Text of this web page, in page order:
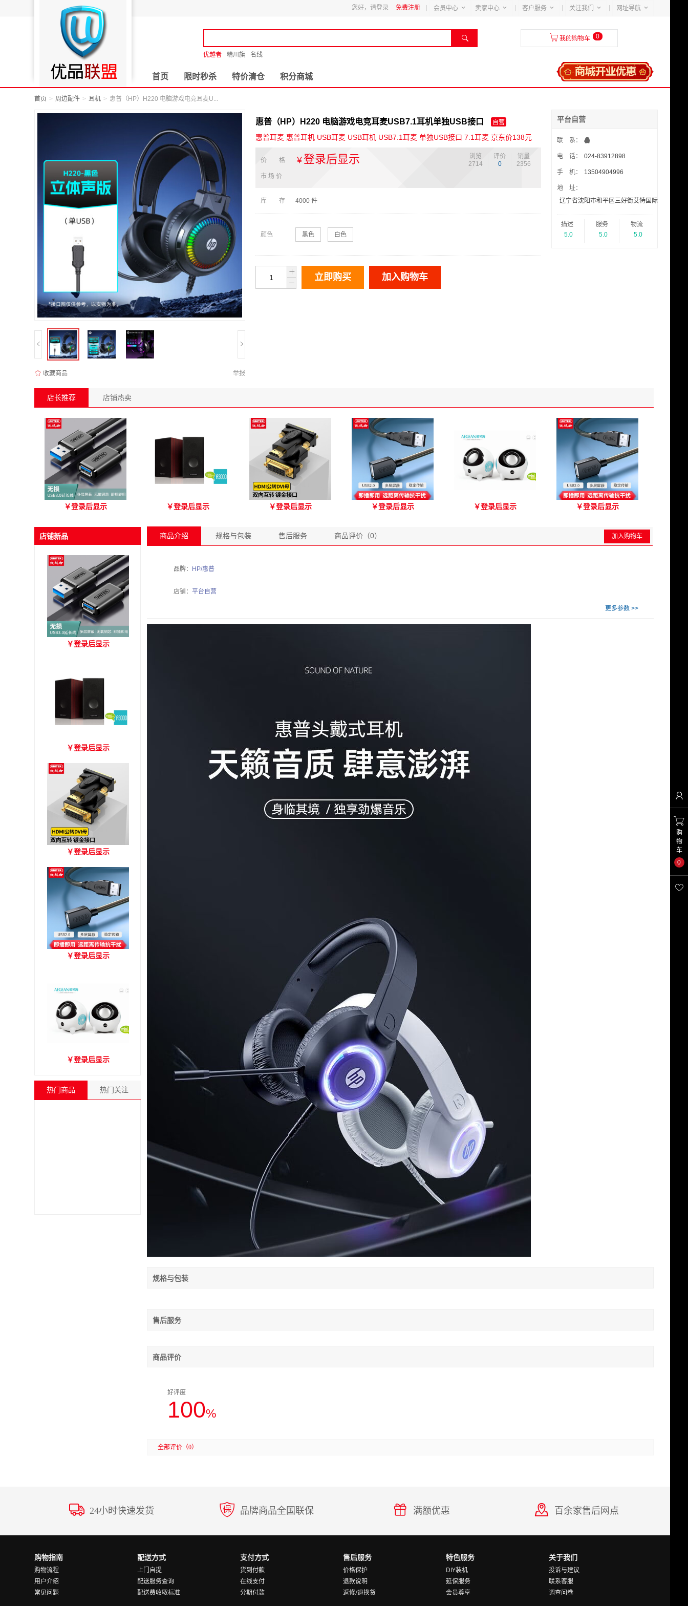
您好，请登录 免费注册 会员中心  卖家中心  客户服务  关注我们  网址导航 

优越者 精川旗 名线
 我的购物车 0
首页 限时秒杀 特价清仓 积分商城
首页 周边配件 耳机 惠普（HP）H220 电脑游戏电竞耳麦U...
收藏商品 举报
惠普（HP）H220 电脑游戏电竞耳麦USB7.1耳机单独USB接口 自营
惠普耳麦 惠普耳机 USB耳麦 USB耳机 USB7.1耳麦 单独USB接口 7.1耳麦 京东价138元
浏览
2714
评价
0
销量
2356
价 格 ￥ 登录后显示
市 场 价
库 存 4000 件
颜色 黑色 白色
立即购买 加入购物车
平台自营
联 系：
电 话： 024-83912898
手 机： 13504904996
地 址：
辽宁省沈阳市和平区三好街艾特国际花园4-4-
描述
5.0
服务
5.0
物流
5.0
店长推荐 店铺热卖
优越者Y-C479国标无氧铜
￥登录后显示 爱琴海 A3000 木质音箱
￥登录后显示
优越者HDMI转DVI双向互
￥登录后显示
优越者Y-C416A 国标
￥登录后显示 爱琴海A2000音箱
￥登录后显示
优越者Y-C417A 国标无氧
￥登录后显示
店铺新品
优越者Y-C479国标无氧铜
￥登录后显示
爱琴海 A3000 木质音箱
￥登录后显示
优越者HDMI转DVI双向互
￥登录后显示
优越者Y-C416A 国标
￥登录后显示
爱琴海A2000音箱
￥登录后显示
热门商品 热门关注
商品介绍 规格与包装 售后服务 商品评价（0） 加入购物车
品牌： HP/惠普
店铺： 平台自营
更多参数 >>
规格与包装
售后服务
商品评价
好评度
100%
全部评价 （0）
24小时快速发货 品牌商品全国联保 满额优惠 百余家售后网点
购物指南
购物流程
用户介绍
常见问题
配送方式
上门自提
配送服务查询
配送费收取标准
支付方式
货到付款
在线支付
分期付款
售后服务
价格保护
退款说明
返修/退换货
特色服务
DIY装机
延保服务
会员尊享
关于我们
投诉与建议
联系客服
调查问卷


购
物
车
0
